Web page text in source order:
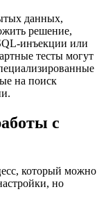
данных,
решение,
инъекции или
тесты могут
на поиск
с
который можно
но